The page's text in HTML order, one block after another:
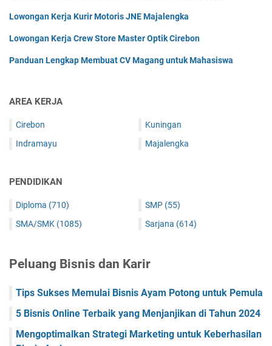
Lowongan Kerja Kurir Motoris JNE Majalengka
Lowongan Kerja Crew Store Master Optik Cirebon
Panduan Lengkap Membuat CV Magang untuk Mahasiswa
AREA KERJA
Cirebon
Indramayu
Kuningan
Majalengka
PENDIDIKAN
Diploma (710)
SMA/SMK (1085)
SMP (55)
Sarjana (614)
Peluang Bisnis dan Karir
Tips Sukses Memulai Bisnis Ayam Potong untuk Pemula
5 Bisnis Online Terbaik yang Menjanjikan di Tahun 2024
Mengoptimalkan Strategi Marketing untuk Keberhasilan